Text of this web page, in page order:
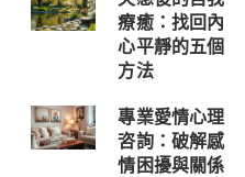
療癒：找回內
心平靜的五個
方法
專業愛情心理
咨詢：破解感
情困擾與關係